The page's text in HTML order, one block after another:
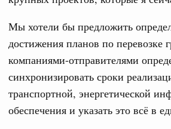
Мы хотели бы предложить
достижения планов по перевозке
компаниями-отправителями
синхронизировать сроки
транспортной, энергетической
обеспечения и указать это всё в